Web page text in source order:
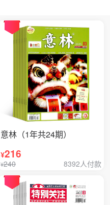
意林（1年共24期）
¥216
¥240 8392人付款